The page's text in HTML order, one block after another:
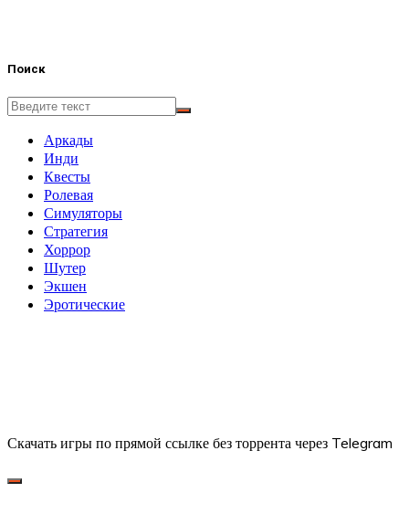
Поиск
Аркады
Инди
Квесты
Ролевая
Симуляторы
Стратегия
Хоррор
Шутер
Экшен
Эротические
Скачать игры по прямой ссылке без торрента через Telegram